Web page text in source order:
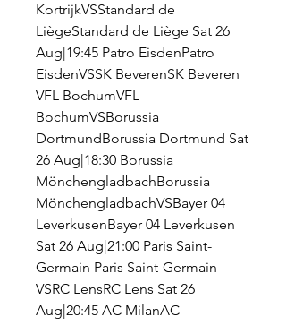
KortrijkVSStandard de
LiègeStandard de Liège Sat 26
Aug|19:45 Patro EisdenPatro
EisdenVSSK BeverenSK Beveren
VFL BochumVFL
BochumVSBorussia
DortmundBorussia Dortmund Sat
26 Aug|18:30 Borussia
MönchengladbachBorussia
MönchengladbachVSBayer 04
LeverkusenBayer 04 Leverkusen
Sat 26 Aug|21:00 Paris Saint-
Germain Paris Saint-Germain
VSRC LensRC Lens Sat 26
Aug|20:45 AC MilanAC